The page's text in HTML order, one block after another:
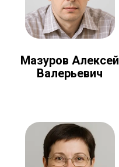
Мазуров Алексей
Валерьевич